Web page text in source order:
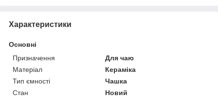
Характеристики
Основні
Призначення
Для чаю
Матеріал
Кераміка
Тип ємності
Чашка
Стан
Новий